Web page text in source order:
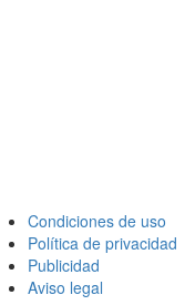
Condiciones de uso
Política de privacidad
Publicidad
Aviso legal